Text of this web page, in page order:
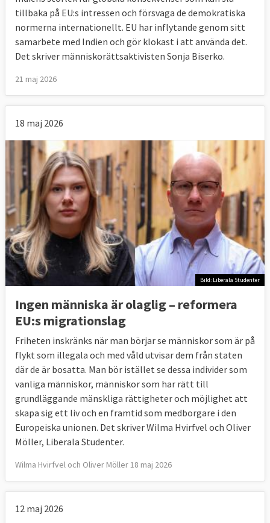
tillbaka på EU:s intressen och försvaga de demokratiska
normerna internationellt. EU har inflytande genom sitt
samarbete med Indien och gör klokast i att använda det.
Det skriver människorättsaktivisten Sonja Biserko.
21 maj 2026
18 maj 2026
Bild: Liberala Studenter
Ingen människa är olaglig – reformera
EU:s migrationslag
Friheten inskränks när man börjar se människor som är på
flykt som illegala och med våld utvisar dem från staten
där de är bosatta. Man bör istället se dessa individer som
vanliga människor, människor som har rätt till
grundläggande mänskliga rättigheter och möjlighet att
skapa sig ett liv och en framtid som medborgare i den
Europeiska unionen. Det skriver Wilma Hvirfvel och Oliver
Möller, Liberala Studenter.
Wilma Hvirfvel och Oliver Möller 18 maj 2026
12 maj 2026